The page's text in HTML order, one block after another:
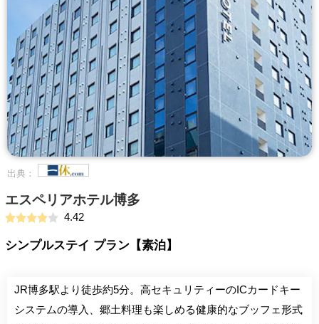
出典：
エスペリアホテル博多
4.42
シンプルステイ プラン【素泊】
JR博多駅より徒歩約5分。高セキュリティーのICカードキー
システムの導入、郷土料理も楽しめる健康的なブッフェ形式